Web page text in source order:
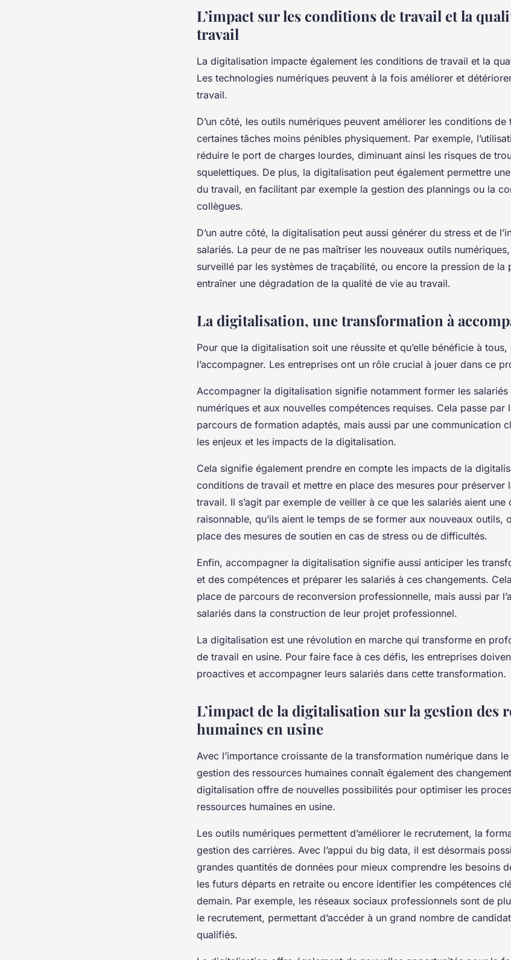
L’impact sur les conditions de travail et la
travail
La digitalisation impacte également les conditions de travail et la
Les technologies numériques peuvent à la fois améliorer et
travail.
D’un côté, les outils numériques peuvent améliorer les conditions de
certaines tâches moins pénibles physiquement. Par exemple,
réduire le port de charges lourdes, diminuant ainsi les risques de
squelettiques. De plus, la digitalisation peut également permettre
du travail, en facilitant par exemple la gestion des plannings ou la
collègues.
D’un autre côté, la digitalisation peut aussi générer du stress et de
salariés. La peur de ne pas maîtriser les nouveaux outils numériques,
surveillé par les systèmes de traçabilité, ou encore la pression de la
entraîner une dégradation de la qualité de vie au travail.
La digitalisation, une transformation à
Pour que la digitalisation soit une réussite et qu’elle bénéficie à
l’accompagner. Les entreprises ont un rôle crucial à jouer dans ce
Accompagner la digitalisation signifie notamment former les
numériques et aux nouvelles compétences requises. Cela passe par
parcours de formation adaptés, mais aussi par une communication
les enjeux et les impacts de la digitalisation.
Cela signifie également prendre en compte les impacts de la
conditions de travail et mettre en place des mesures pour préserver
travail. Il s’agit par exemple de veiller à ce que les salariés aient une
raisonnable, qu’ils aient le temps de se former aux nouveaux outils,
place des mesures de soutien en cas de stress ou de difficultés.
Enfin, accompagner la digitalisation signifie aussi anticiper les
et des compétences et préparer les salariés à ces changements.
place de parcours de reconversion professionnelle, mais aussi par
salariés dans la construction de leur projet professionnel.
La digitalisation est une révolution en marche qui transforme en
de travail en usine. Pour faire face à ces défis, les entreprises
proactives et accompagner leurs salariés dans cette transformation.
L’impact de la digitalisation sur la gestion des
humaines en usine
Avec l’importance croissante de la transformation numérique dans
gestion des ressources humaines connaît également des
digitalisation offre de nouvelles possibilités pour optimiser les
ressources humaines en usine.
Les outils numériques permettent d’améliorer le recrutement, la
gestion des carrières. Avec l’appui du big data, il est désormais
grandes quantités de données pour mieux comprendre les besoins
les futurs départs en retraite ou encore identifier les compétences
demain. Par exemple, les réseaux sociaux professionnels sont de
le recrutement, permettant d’accéder à un grand nombre de
qualifiés.